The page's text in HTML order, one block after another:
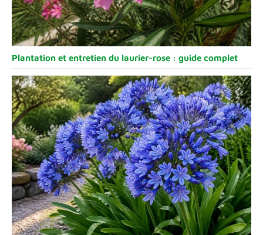
Plantation et entretien du laurier-rose : guide complet